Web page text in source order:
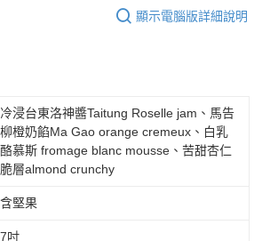
顯示電腦版詳細說明
冷浸台東洛神醬Taitung Roselle jam、馬告
柳橙奶餡Ma Gao orange cremeux、白乳
酪慕斯 fromage blanc mousse、苦甜杏仁
脆層almond crunchy
含堅果
7吋